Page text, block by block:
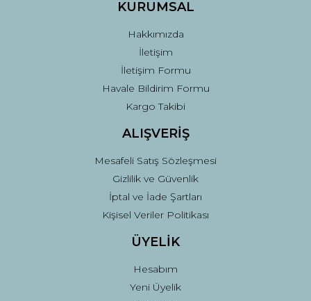
Gönder
KURUMSAL
Hakkımızda
İletişim
İletişim Formu
Havale Bildirim Formu
Kargo Takibi
ALIŞVERİŞ
Mesafeli Satış Sözleşmesi
Gizlilik ve Güvenlik
İptal ve İade Şartları
Kişisel Veriler Politikası
ÜYELİK
Hesabım
Yeni Üyelik